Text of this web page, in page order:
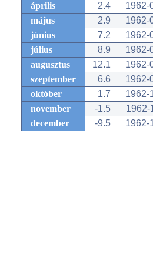
április
2.4
1962-
május
2.9
1962-
június
7.2
1962-
július
8.9
1962-
augusztus
12.1
1962-
szeptember
6.6
1962-
október
1.7
1962-
november
-1.5
1962-
december
-9.5 1962-